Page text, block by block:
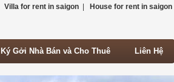
Villa for rent in saigon House for rent in saigon
Ký Gởi Nhà Bán và Cho Thuê
Ký Gởi Nhà Bán và Cho Thuê
Liên Hệ
Liên Hệ